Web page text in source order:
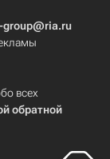
всех
обратной